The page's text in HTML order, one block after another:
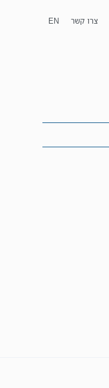
צרו קשר EN
לתמיכה בכל